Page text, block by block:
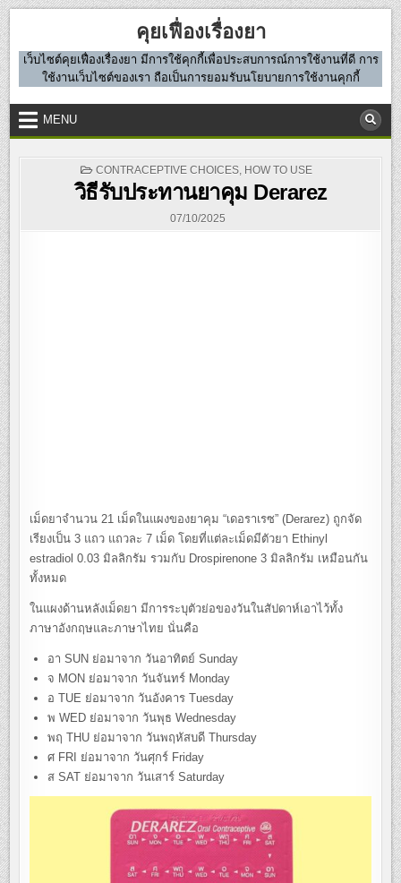
Skip
to
content
คุยเฟื่องเรื่องยา
เว็บไซต์คุยเฟื่องเรื่องยา มีการใช้คุกกี้เพื่อประสบการณ์การใช้งานที่ดี การ
ใช้งานเว็บไซต์ของเรา ถือเป็นการยอมรับนโยบายการใช้งานคุกกี้
MENU
POSTED
IN
CONTRACEPTIVE CHOICES, HOW TO USE
วิธีรับประทานยาคุม Derarez
07/10/2025
เม็ดยาจำนวน 21 เม็ดในแผงของยาคุม “เดอราเรซ” (Derarez) ถูกจัด
เรียงเป็น 3 แถว แถวละ 7 เม็ด โดยที่แต่ละเม็ดมีตัวยา Ethinyl
estradiol 0.03 มิลลิกรัม รวมกับ Drospirenone 3 มิลลิกรัม เหมือนกัน
ทั้งหมด
ในแผงด้านหลังเม็ดยา มีการระบุตัวย่อของวันในสัปดาห์เอาไว้ทั้ง
ภาษาอังกฤษและภาษาไทย นั่นคือ
อา SUN ย่อมาจาก วันอาทิตย์ Sunday
จ MON ย่อมาจาก วันจันทร์ Monday
อ TUE ย่อมาจาก วันอังคาร Tuesday
พ WED ย่อมาจาก วันพุธ Wednesday
พฤ THU ย่อมาจาก วันพฤหัสบดี Thursday
ศ FRI ย่อมาจาก วันศุกร์ Friday
ส SAT ย่อมาจาก วันเสาร์ Saturday